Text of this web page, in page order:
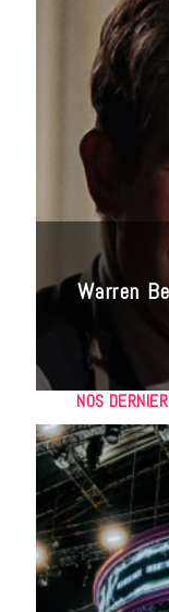
Warren
NOS